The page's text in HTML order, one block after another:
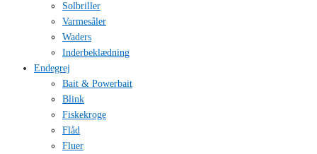
Solbriller
Varmesåler
Waders
Inderbeklædning
Endegrej
Bait & Powerbait
Blink
Fiskekroge
Flåd
Fluer